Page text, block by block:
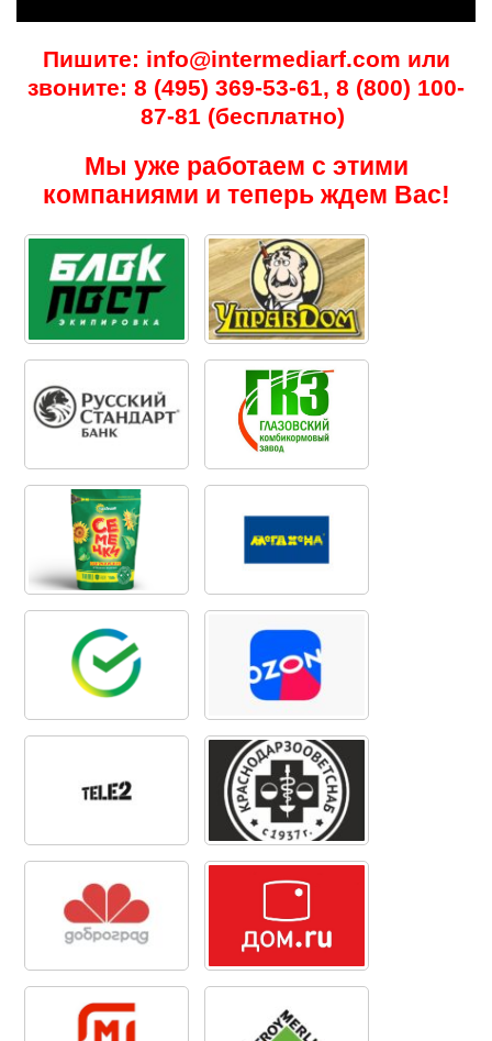
Пишите: info@intermediarf.com или
звоните: 8 (495) 369-53-61, 8 (800) 100-
87-81 (бесплатно)
Мы уже работаем с этими
компаниями и теперь ждем Вас!